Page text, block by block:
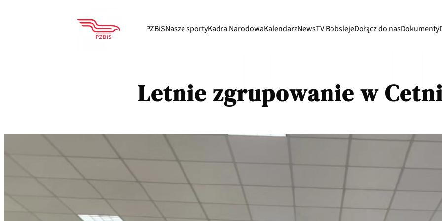
PZBiSNasze sportyKadra NarodowaKalendarzNewsTV BobslejeDołącz do nasDokumenty
Letnie zgrupowanie w